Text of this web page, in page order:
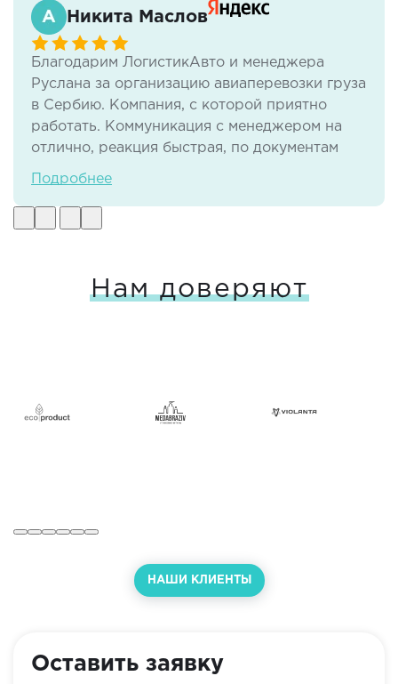
Никита Маслов
Благодарим ЛогистикАвто и менеджера
Руслана за организацию авиаперевозки груза
в Сербию. Компания, с которой приятно
работать. Коммуникация с менеджером на
отлично, реакция быстрая, по документам
тоже нет никаких проблем. И самое важное -
виде.
Подробнее
Нам доверяют
НАШИ КЛИЕНТЫ
Оставить заявку